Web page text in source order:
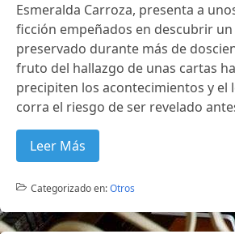
Esmeralda Carroza, presenta a
ficción empeñados en descubrir
preservado durante más de
fruto del hallazgo de unas cartas
precipiten los acontecimientos y el
corra el riesgo de ser revelado
Leer Más
Categorizado en:Otros